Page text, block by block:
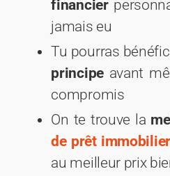
financier
jamais eu
Tu pourras
principeavant
compromis
On te trouve la
de prêt immobilier
au meilleur prix